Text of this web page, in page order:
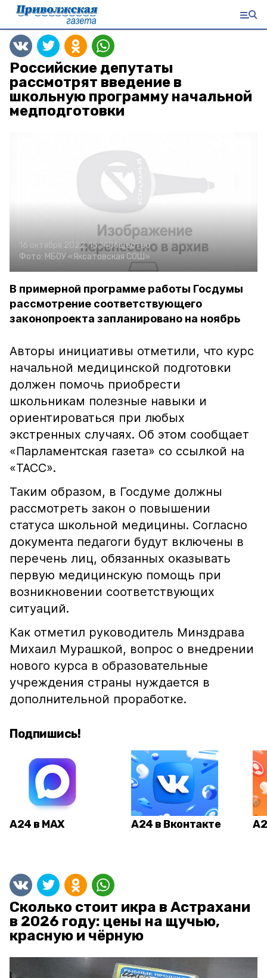
Российские депутаты
рассмотрят введение в
школьную программу начальной
медподготовки
16 октября 2022, 15:14Общество
Фото: МБОУ «Яксатовская СОШ»
В примерной программе работы Госдумы
рассмотрение соответствующего
законопроекта запланировано на ноябрь
Авторы инициативы отметили, что курс
начальной медицинской подготовки
должен помочь приобрести
школьникам полезные навыки и
ориентироваться при любых
экстренных случаях. Об этом сообщает
«Парламентская газета» со ссылкой на
«ТАСС».
Таким образом, в Госдуме должны
рассмотреть закон о повышении
статуса школьной медицины. Согласно
документа педагоги будут включены в
перечень лиц, обязанных оказывать
первую медицинскую помощь при
возникновении соответствующих
ситуаций.
Как отметил руководитель Минздрава
Михаил Мурашкой, вопрос о внедрении
нового курса в образовательные
учреждения страны нуждается в
дополнительной проработке.
Подпишись!
А24 в MAX А24 в Вконтакте
Сколько стоит икра в Астрахани
в 2026 году: цены на щучью,
красную и чёрную